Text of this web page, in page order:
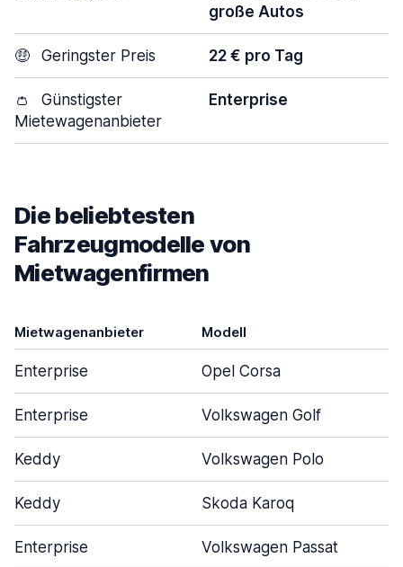
große Autos
🤑 Geringster Preis 22 € pro Tag
👛
Günstigster
Mietewagenanbieter
Enterprise
Die beliebtesten
Fahrzeugmodelle von
Mietwagenfirmen
Mietwagenanbieter Modell
Enterprise Opel Corsa
Enterprise Volkswagen Golf
Keddy Volkswagen Polo
Keddy Skoda Karoq
Enterprise Volkswagen Passat